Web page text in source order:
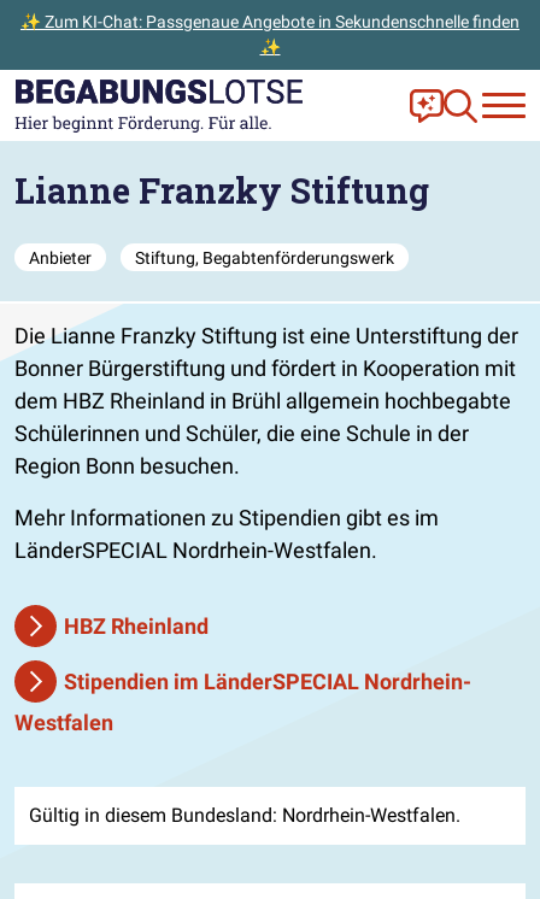
✨ Zum KI-Chat: Passgenaue Angebote in Sekundenschnelle finden
✨
Zum Hauptinhalt der Seite springen
Zur Startseite gehen Frag Ella!
Zur
Lianne Franzky Stiftung
Anbieter Stiftung, Begabtenförderungswerk
Die Lianne Franzky Stiftung ist eine Unterstiftung der
Bonner Bürgerstiftung und fördert in Kooperation mit
dem HBZ Rheinland in Brühl allgemein hochbegabte
Schülerinnen und Schüler, die eine Schule in der
Region Bonn besuchen.
Mehr Informationen zu Stipendien gibt es im
LänderSPECIAL Nordrhein-Westfalen.
HBZ Rheinland
Stipendien im LänderSPECIAL Nordrhein-
Westfalen
Gültig in diesem Bundesland: Nordrhein-Westfalen.